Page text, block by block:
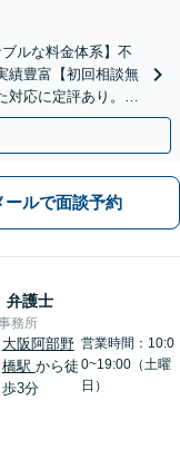
ルな料金体系】不
績豊富【初回相談無
応に定評あり。お
ールで面談予約
弁護士
務所
大阪阿部野
橋駅 から徒
歩3分
営業時間：10:0
0~19:00（土曜
日）